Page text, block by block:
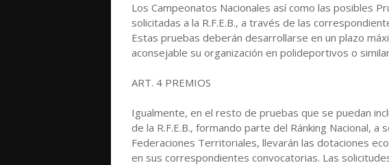
Los Campeonatos Nacionales así como las posibles
solicitadas a la R.F.E.B., a través de las
Estas pruebas deberán desarrollarse en un plazo
aconsejable su organización en polideportivos o
ART. 4 PREMIOS
Igualmente, en el resto de pruebas que se puedan
de la R.F.E.B., formando parte del Ránking Nacional, a
Federaciones Territoriales, llevarán las dotaciones
en sus correspondientes convocatorias. Las